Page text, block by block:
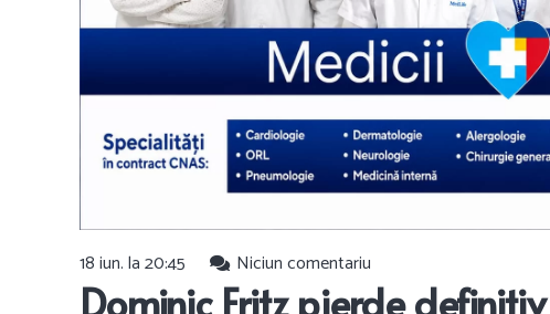
18 iun. la 20:45 Niciun comentariu
Dominic Fritz pierde